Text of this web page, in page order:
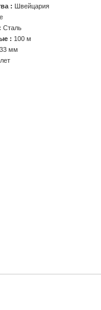
:
Швейцария
:Сталь
: 100 м
33 мм